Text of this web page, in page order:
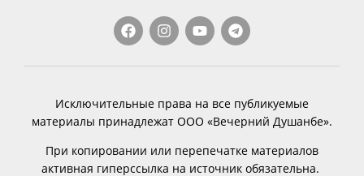
Исключительные права на все публикуемые
материалы принадлежат ООО «Вечерний Душанбе».
При копировании или перепечатке материалов
активная гиперссылка на источник обязательна.